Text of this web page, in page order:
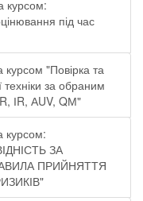
курсом:
під час
курсом "Повірка та
техніки за обраним
ІR, АUV, QМ"
курсом:
ЗА
ПРИЙНЯТТЯ